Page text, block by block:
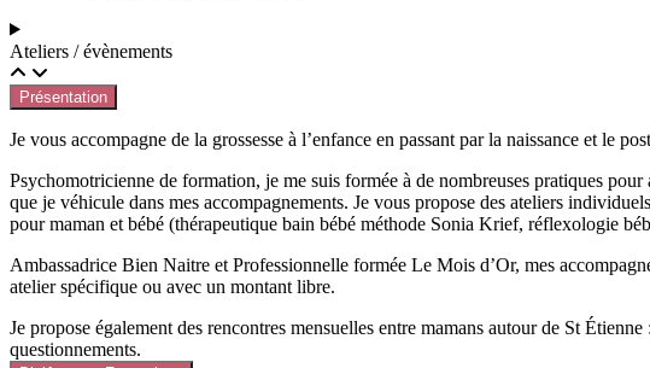
Ateliers / évènements
Présentation
Je vous accompagne de la grossesse à l’enfance en passant par la naissance et le
Psychomotricienne de formation, je me suis formée à de nombreuses pratiques
que je véhicule dans mes accompagnements. Je vous propose des ateliers
pour maman et bébé (thérapeutique bain bébé méthode Sonia Krief, réflexologie
Ambassadrice Bien Naitre et Professionnelle formée Le Mois d’Or, mes
atelier spécifique ou avec un montant libre.
Je propose également des rencontres mensuelles entre mamans autour de St
questionnements.